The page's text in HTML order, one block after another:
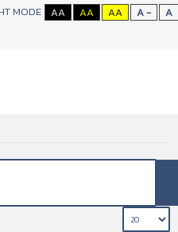
MODE AA AA AA A - A